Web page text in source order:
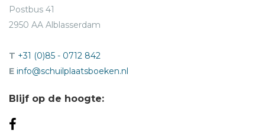
Postbus 41
2950 AA Alblasserdam
T +31 (0)85 - 0712 842
E info@schuilplaatsboeken.nl
Blijf op de hoogte: